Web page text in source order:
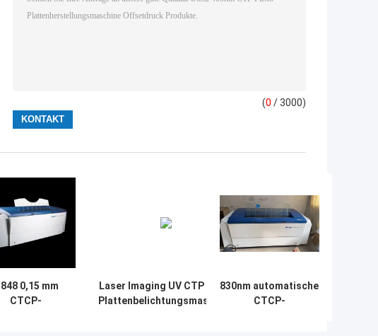
(0 / 3000)
0,15 mm
CTCP-
Laser Imaging UV CTP CTCP
Plattenbelichtungsmaschine
830nm automatische
CTCP-